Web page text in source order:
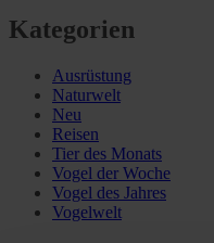
Kategorien
Ausrüstung
Naturwelt
Neu
Reisen
Tier des Monats
Vogel der Woche
Vogel des Jahres
Vogelwelt